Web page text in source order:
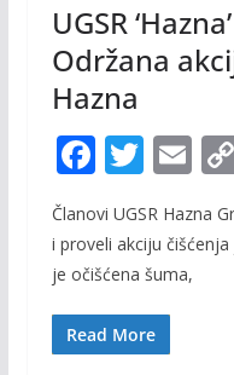
UGSR
Održana
Hazna
F
e
b
o
o
T
itt
er
E
ai
l
Članovi UGSR Hazna
i proveli akciju
je očišćena šuma,
Read More